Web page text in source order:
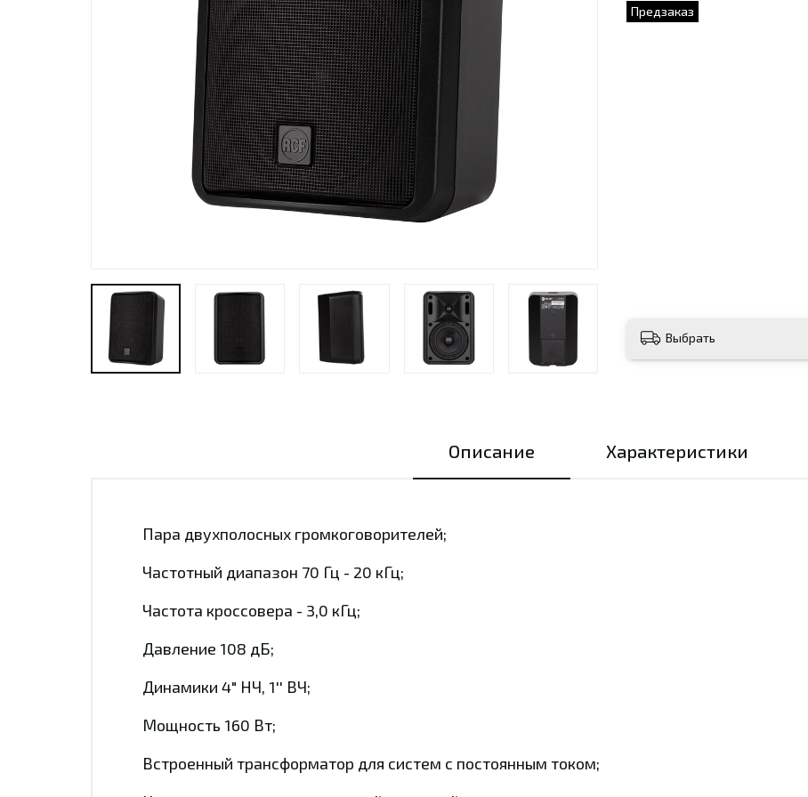
Предзаказ
Выбрать
Описание Характеристики
Пара двухполосных громкоговорителей;
Частотный диапазон 70 Гц - 20 кГц;
Частота кроссовера - 3,0 кГц;
Давление 108 дБ;
Динамики 4" НЧ, 1'' ВЧ;
Мощность 160 Вт;
Встроенный трансформатор для систем с постоянным током;